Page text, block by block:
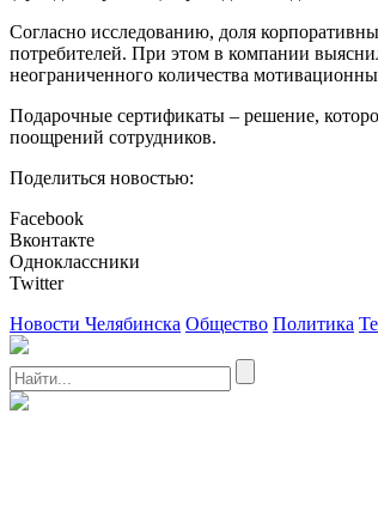
Согласно исследованию, доля
потребителей. При этом в компании
неограниченного количества
Подарочные сертификаты – решение,
поощрений сотрудников.
Поделиться новостью:
Facebook
Вконтакте
Одноклассники
Twitter
Новости Челябинска Общество Политика